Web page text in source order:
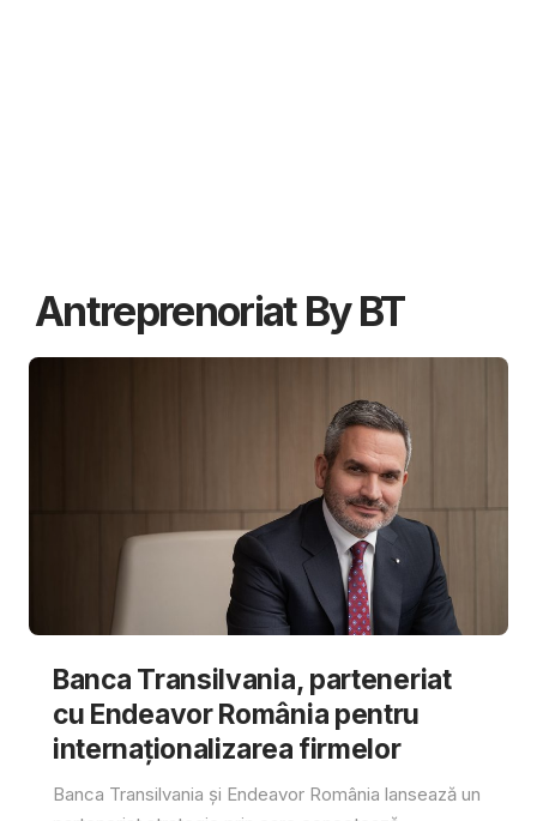
Antreprenoriat By BT
Banca Transilvania, parteneriat
cu Endeavor România pentru
internaționalizarea firmelor
Banca Transilvania și Endeavor România lansează un